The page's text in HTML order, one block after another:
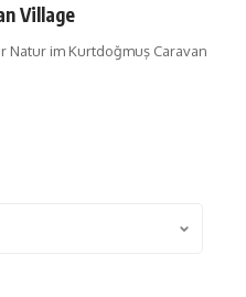
Village
Natur im Kurtdoğmuş Caravan